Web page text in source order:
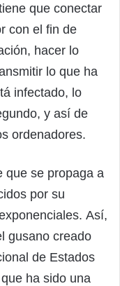
que conectar
con el fin de
hacer lo
lo que ha
infectado, lo
y así de
ordenadores.
que se propaga a
por su
Así,
gusano creado
de Estados
ha sido una